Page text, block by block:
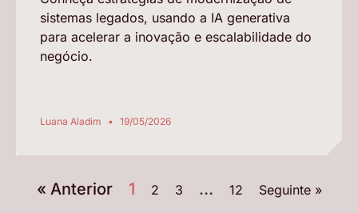
sistemas legados, usando a IA generativa
para acelerar a inovação e escalabilidade do
negócio.
Luana Aladim 19/05/2026
« Anterior 1 2 3 … 12 Seguinte »